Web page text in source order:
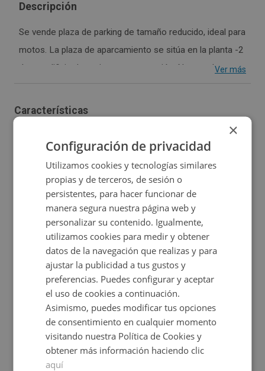
Descripción
Se vende plaza de parking de tamaño reducido, ideal para
motos. La plaza de aparcamiento se sitúa en la planta -2
de un edificio de reciente construcción. Numerada como
protegida. La plaza de aparcamiento se ubica en una
la tranquilidad que necesitas. Además, el edificio cuenta
con vigilancia las 24 horas, lo que garantiza una mayor
seguridad. No dudes en consultar para ampliar la
información disponible.
Ver más
Características
Ubicación
Ampliar mapa
Ver en mapa
Promociones asociadas
×
Configuración de privacidad
Utilizamos cookies y tecnologías similares
propias y de terceros, de sesión o
persistentes, para hacer funcionar de
manera segura nuestra página web y
personalizar su contenido. Igualmente,
utilizamos cookies para medir y obtener
datos de la navegación que realizas y para
ajustar la publicidad a tus gustos y
preferencias. Puedes configurar y aceptar
el uso de cookies a continuación.
Asimismo, puedes modificar tus opciones
de consentimiento en cualquier momento
visitando nuestra Política de Cookies y
obtener más información haciendo clic
aquí